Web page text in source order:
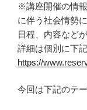
※講座開催の情
に伴う社会情勢に
日程、内容など
詳細は個別に下
https://
今回は下記のテ